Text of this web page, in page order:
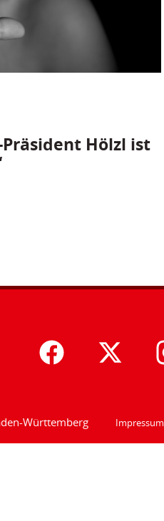
Präsident Hölzl ist
Württemberg Impressum